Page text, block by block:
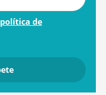
política de